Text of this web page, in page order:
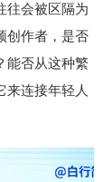
往会被区隔为
创作者，是否
能否从这种繁
来连接年轻人